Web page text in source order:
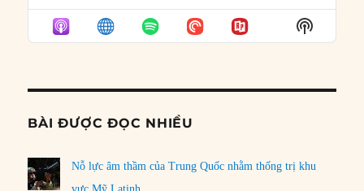
EPISODE
EPISODES
LIST
Show
Podcast
BÀI ĐƯỢC ĐỌC NHIỀU
Nỗ lực âm thầm của Trung Quốc nhằm thống trị khu